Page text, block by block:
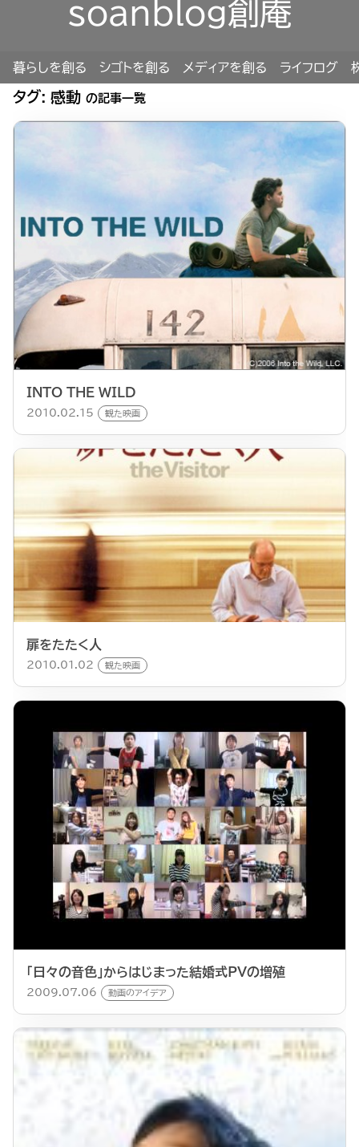
soanblog創庵
暮らしを創る シゴトを創る メディアを創る ライフログ
タグ: 感動 の記事一覧
INTO THE WILD
2010.02.15 観た映画
扉をたたく人
2010.01.02 観た映画
「日々の音色」からはじまった結婚式PVの増殖
2009.07.06 動画のアイデア